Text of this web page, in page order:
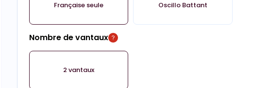
Française seule Oscillo Battant
Nombre de vantaux
2 vantaux